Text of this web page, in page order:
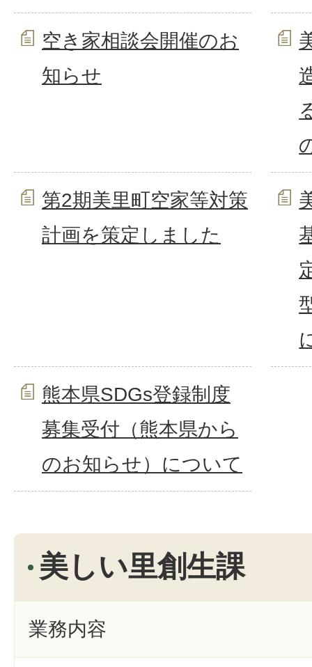
空き家相談会開催のお
知らせ
第2期美里町空家等対策
計画を策定しました
熊本県SDGs登録制度
募集受付（熊本県から
のお知らせ）について
美しい里創生課
業務内容